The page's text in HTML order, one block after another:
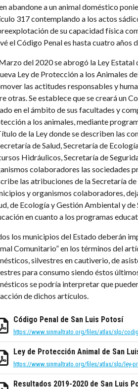
abandone a un animal doméstico
317 contemplando a los actos
de su capacidad física
el Código Penal es hasta cuatro años
del 2020 se abrogó la Ley
Ley de Protección a los Animales
las actitudes responsables y
otras. Se establece que se creará un
en el ámbito de sus facultades y
a los animales, mediante
de la Ley donde se describen las
de Salud, Secretaría de
Hidráulicos, Secretaría de
colaboradores las sociedades
las atribuciones de la Secretaría
y organismos colaboradores,
de Ecología y Gestión Ambiental y
en cuanto a los programas
los municipios del Estado deberán
Comunitario” en los términos del
silvestres en cautiverio, de
para consumo siendo éstos
se podría interpretar que
de dichos artículos.
Código Penal de San Luis Potosí
https://www.sinmaltrato.org/files/atlas/slp/
Ley de Protección Animal de San
https://www.sinmaltrato.org/files/atlas/slp/ley-
Resultados 2019-2020 de San Luis